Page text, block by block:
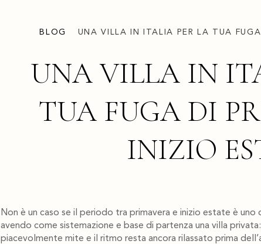
BLOG UNA VILLA IN ITALIA PER LA TUA
UNA VILLA IN
TUA FUGA DI
INIZIO
Non è un caso se il periodo tra primavera e inizio estate è uno
avendo come sistemazione e base di partenza una villa
piacevolmente mite e il ritmo resta ancora rilassato prima